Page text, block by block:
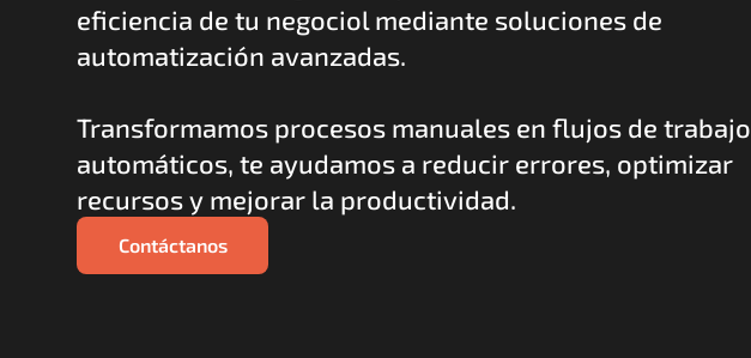
eficiencia de tu negociol mediante soluciones de
automatización avanzadas.
Transformamos procesos manuales en flujos de trabajo
automáticos, te ayudamos a reducir errores, optimizar
recursos y mejorar la productividad.
Contáctanos